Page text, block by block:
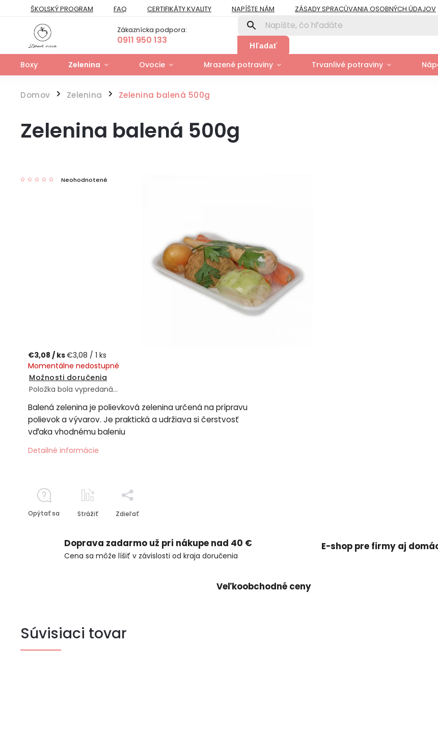
ŠKOLSKÝ PROGRAM FAQ CERTIFIKÁTY KVALITY NAPÍŠTE NÁM ZÁSADY SPRACÚVANIA OSOBNÝCH ÚDAJOV
PREPRAVNÝ PORIADOK
PRE FIRMY A ORGANIZÁCIE
ZÁSADY POUŽÍVANIA SÚBOROV
FORMULÁR NA UPLATNENIE PRÁV ZO ZODPOVEDNOSTI ZA VADY
MOJA OBJEDNÁVKA
Zákaznícka podpora:
0911 950 133 Hľadať
Boxy Zelenina Ovocie Mrazené potraviny Trvanlivé potraviny
Domov / Zelenina / Zelenina balená 500g
Zelenina balená 500g
Neohodnotené
€3,08 / ks€3,08 / 1 ks
Momentálne nedostupné
Možnosti doručenia
Položka bola vypredaná…
Balená zelenina je polievková zelenina určená na prípravu
polievok a vývarov. Je praktická a udržiava si čerstvosť
vďaka vhodnému baleniu
Detailné informácie
Opýtať sa Strážiť Zdieľať
Doprava zadarmo už pri nákupe nad 40 €
Cena sa môže líšiť v závislosti od kraja doručenia
E-shop pre firmy aj
Veľkoobchodné ceny
Súvisiaci tovar